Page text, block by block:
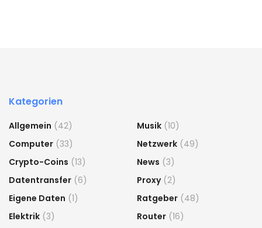
Kategorien
Allgemein (42)
Computer (33)
Crypto-Coins (13)
Datentransfer (6)
Eigene Daten (1)
Elektrik (3)
Musik (10)
Netzwerk (49)
News (3)
Proxy(2)
Ratgeber (48)
Router (16)